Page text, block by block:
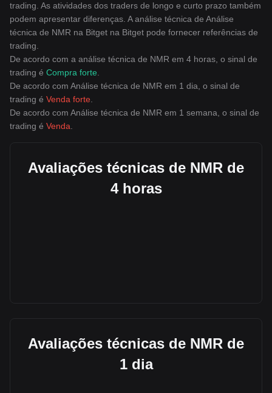
trading. As atividades dos traders de longo e curto prazo também
podem apresentar diferenças. A análise técnica de Análise
técnica de NMR na Bitget na Bitget pode fornecer referências de
trading.
De acordo com a análise técnica de NMR em 4 horas, o sinal de
trading é Compra forte
De acordo com Análise técnica de NMR em 1 dia, o sinal de
trading é Venda forte
De acordo com Análise técnica de NMR em 1 semana, o sinal de
trading é Venda
Avaliações técnicas de NMR de
4 horas
Avaliações técnicas de NMR de
1 dia